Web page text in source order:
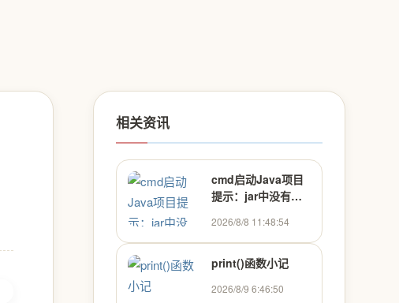
相关资讯
cmd启动Java项目
提示：jar中没有主
2026/8/8 11:48:54
print()函数小记
2026/8/9 6:46:50